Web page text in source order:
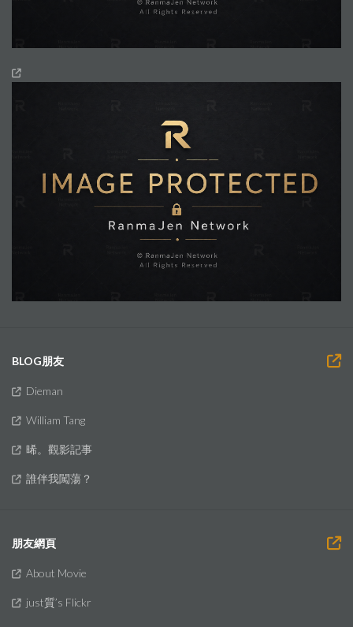
BLOG朋友
Dieman
William Tang
晞。觀影記事
誰伴我闖蕩？
朋友網頁
About Movie
just質’s Flickr